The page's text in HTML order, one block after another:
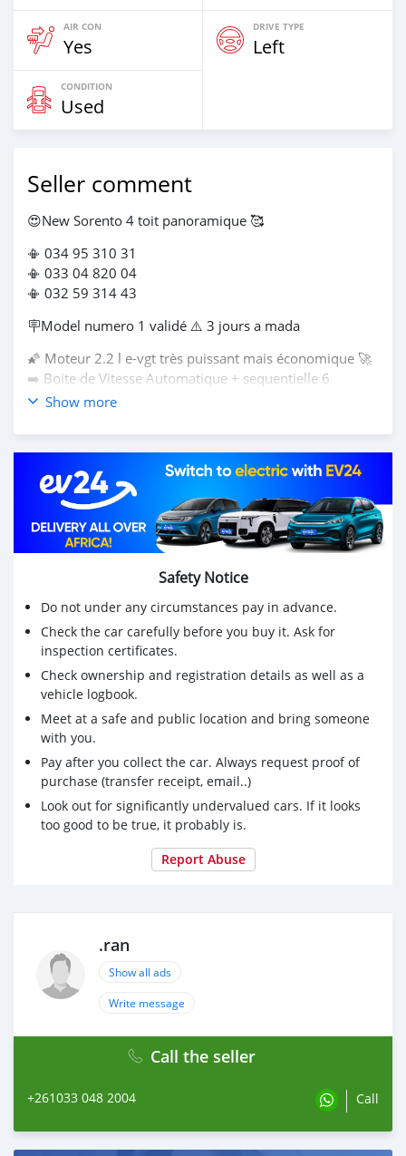
AIR CON
Yes
DRIVE TYPE
Left
CONDITION
Used
Seller comment
😍New Sorento 4 toit panoramique 🥰
📳 034 95 310 31
📳 033 04 820 04
📳 032 59 314 43
🪧Model numero 1 validé ⚠️ 3 jours a mada
🌠 Moteur 2.2 l e-vgt très puissant mais économique 🚀
➡️ Boite de Vitesse Automatique + sequentielle 6
rapports
Aux/SD/bleutooth Toute est fonctionnelle✨
➡️ Détecteur de recule parking 360° ✔️
✅ Détecteur d'obscurité 🌃
👉 Climatronique💫 intégrale et bi zone automatique ❄
➡️ Chaisse électriques/ Chauffantes et réfrigérée Vrai
cuir d'origine 🥰
🆒Tapis d'origine sorento
➡️ 4 vitres électriques 🙃
✅ Verrouillage centralisé,commande à distance et
ouverture fermeture avec empreinte digitale
➡️ Rétroviseur électriques avec rappel clignotant
➡️ 4 jantes alu par 19 d'origine Hyundai 😱
🎯 4 frein à disque kit avec ABS
✅ Barre de toit
➡️ Interieur/exterieur d'origine
✅ Vitre teintée d'origine
↘️Controle d adhérence en descente
⚽️ Capteur de pression pneu
🟩 Mode éco
🏎 ASR Antipatinage
↘️ Contrôle de descente en pente
⛽Suiveur en temps réelle consommation carburant
💎 Faible kilométrage vérifiable 💎
,couleur d'origine,0 Devoir,livré Accessoire complet
Show more
Safety Notice
Do not under any circumstances pay in advance.
Check the car carefully before you buy it. Ask for
inspection certificates.
Check ownership and registration details as well as a
vehicle logbook.
Meet at a safe and public location and bring someone
with you.
Pay after you collect the car. Always request proof of
purchase (transfer receipt, email..)
Look out for significantly undervalued cars. If it looks
too good to be true, it probably is.
Report Abuse
.ran
Show all ads
Write message
Call the seller
+261033 048 2004 Call